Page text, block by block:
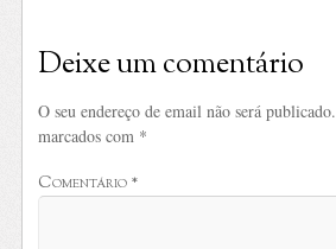
Deixe um comentário
O seu endereço de email não será publicado.
marcados com *
Comentário *